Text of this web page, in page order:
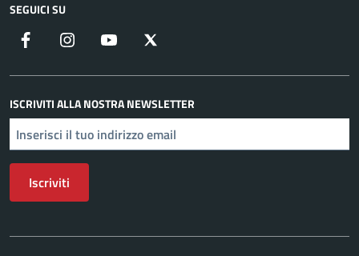
SEGUICI SU
Facebook Instagram YouTube
ISCRIVITI ALLA NOSTRA NEWSLETTER